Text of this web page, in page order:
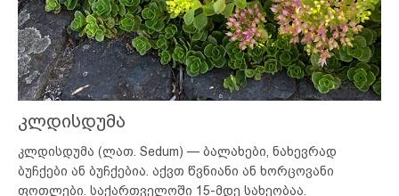
კლდისდუმა
კლდისდუმა (ლათ. Sedum) — ბალახები, ნახევრად
ბუჩქები ან ბუჩქებია. აქვთ წვნიანი ან ხორცოვანი
ფოთლები. საქართველოში 15-მდე სახეობაა.